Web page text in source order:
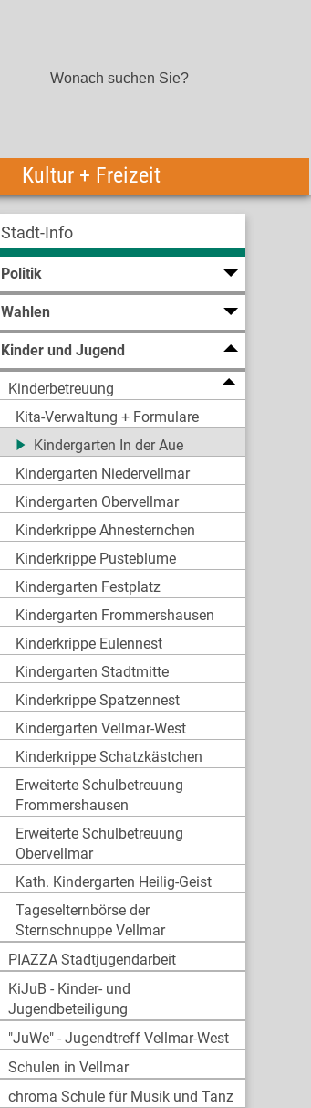
Kultur + Freizeit
Stadt-Info
Politik
Wahlen
Kinder und Jugend
Kinderbetreuung
Kita-Verwaltung + Formulare
Kindergarten In der Aue
Kindergarten Niedervellmar
Kindergarten Obervellmar
Kinderkrippe Ahnesternchen
Kinderkrippe Pusteblume
Kindergarten Festplatz
Kindergarten Frommershausen
Kinderkrippe Eulennest
Kindergarten Stadtmitte
Kinderkrippe Spatzennest
Kindergarten Vellmar-West
Kinderkrippe Schatzkästchen
Erweiterte Schulbetreuung
Frommershausen
Erweiterte Schulbetreuung
Obervellmar
Kath. Kindergarten Heilig-Geist
Tageselternbörse der
Sternschnuppe Vellmar
PIAZZA Stadtjugendarbeit
KiJuB - Kinder- und
Jugendbeteiligung
"JuWe" - Jugendtreff Vellmar-West
Schulen in Vellmar
chroma Schule für Musik und Tanz